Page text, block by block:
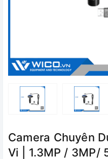
Camera Chuyên
Vi | 1.3MP / 3MP/